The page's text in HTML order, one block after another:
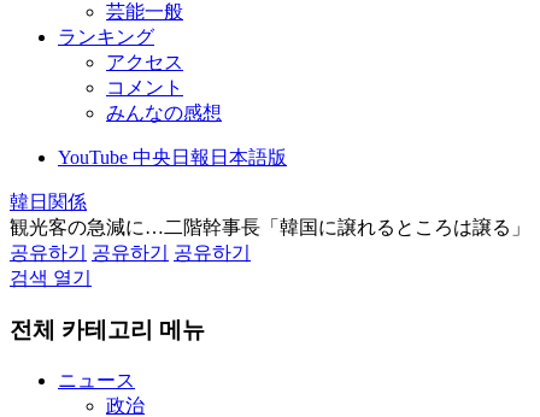
芸能一般
ランキング
アクセス
コメント
みんなの感想
YouTube 中央日報日本語版
韓日関係
観光客の急減に…二階幹事長「韓国に譲れるところは譲る」
공유하기
공유하기
공유하기
검색 열기
전체 카테고리 메뉴
ニュース
政治